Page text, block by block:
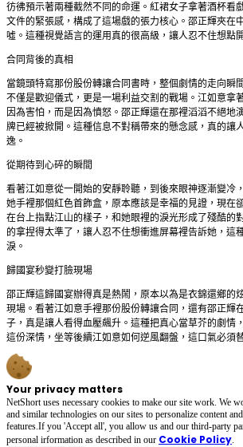
彷彿預示著兩種截然不同的命運。紅裙女子拿著酒杯看
文件的緊張感，構成了這場戲的張力核心。邵正輝夾在
噓。這種視覺語言的運用真的很高級，讓人忍不住想點
合同背後的真相
當鏡頭特寫那份股份轉讓合同書時，整個劇情的走向瞬
不僅是歡迎儀式，更是一場利益交割的戰場。江如意拿
因為害怕，而是因為憤怒。邵正輝還在那裡滔滔不絕地
牌已經被掀開。這種信息不對稱帶來的懸念感，真的讓
逸。
從期待到心碎的瞬間
看著江如意從一開始的安靜聆聽，到後來眼神逐漸變冷
她手裡那個紅色首飾盒，原本應該是幸福的見證，現在
在台上指點江山的樣子，和她眼裡的淚光形成了殘酷的
的拿捏得太準了，讓人忍不住想衝進屏幕裡告訴她，這
淚。
歸國宴秒變打臉現場
邵正輝這歸國宴辦得真是熱鬧，原本以為是衣錦還鄉的
現場。看著江如意手裡那份股份轉讓合同，還有邵正輝
子，真是讓人看得血壓飆升。這種把真心當草芥的劇情
這份深情，坐等後續江如意如何逆風翻盤，這口氣必須
Your privacy matters
NetShort uses necessary cookies to make our site work. We
and similar technologies on our sites to personalize content
features.If you 'Accept all', you allow us and our third-party
personal irformation as described in our Cookie Policy.